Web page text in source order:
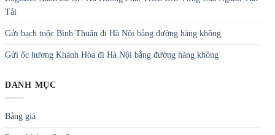
Tải
Gửi bạch tuộc Bình Thuận đi Hà Nội bằng đường hàng không
Gửi ốc hương Khánh Hòa đi Hà Nội bằng đường hàng không
DANH MỤC
Bảng giá